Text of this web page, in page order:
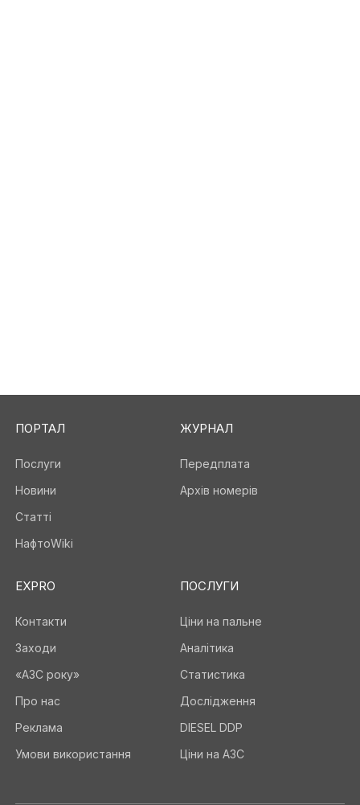
ПОРТАЛ
Послуги
Новини
Статті
НафтоWiki
ЖУРНАЛ
Передплата
Архів номерів
EXPRO
Контакти
Заходи
«АЗС року»
Про нас
Реклама
Умови використання
ПОСЛУГИ
Ціни на пальне
Аналітика
Статистика
Дослідження
DIESEL DDP
Ціни на АЗС